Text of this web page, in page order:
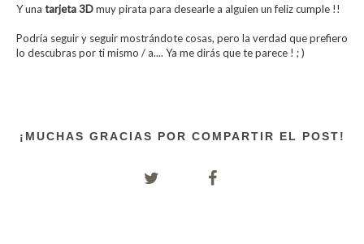
Y una tarjeta 3Dmuy pirata para desearle a alguien un feliz cumple !!
Podría seguir y seguir mostrándote cosas, pero la verdad que prefiero
lo descubras por ti mismo / a.... Ya me dirás que te parece ! ; )
¡MUCHAS GRACIAS POR COMPARTIR EL POST!